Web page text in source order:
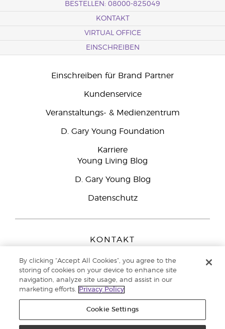
BESTELLEN: 08000-825049
KONTAKT
VIRTUAL OFFICE
EINSCHREIBEN
Einschreiben für Brand Partner
Kundenservice
Veranstaltungs- & Medienzentrum
D. Gary Young Foundation
Karriere
Young Living Blog
D. Gary Young Blog
Datenschutz
KONTAKT
Peizerweg 97
9727 AJ Groningen
Netherlands
Kundenservice:08000-825049
By clicking “Accept All Cookies”, you agree to the
storing of cookies on your device to enhance site
navigation, analyze site usage, and assist in our
marketing efforts.
Privacy Policy
Cookie Settings